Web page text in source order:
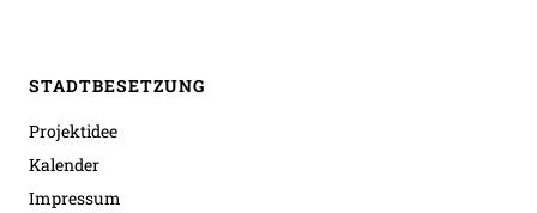
STADTBESETZUNG
Projektidee
Kalender
Impressum